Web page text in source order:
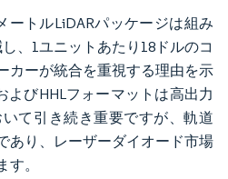
ートルLiDARパッケージは組み
、1ユニットあたり18ドルのコ
カーが統合を重視する理由を示
よびHHLフォーマットは高出力
て引き続き重要ですが、軌道
あり、レーザーダイオード市場
。